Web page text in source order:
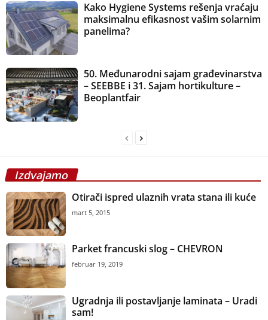
Kako Hygiene Systems rešenja vraćaju
maksimalnu efikasnost vašim solarnim
panelima?
50. Međunarodni sajam građevinarstva
– SEEBBE i 31. Sajam hortikulture –
Beoplantfair
Izdvajamo
Otirači ispred ulaznih vrata stana ili kuće
mart 5, 2015
Parket francuski slog – CHEVRON
februar 19, 2019
Ugradnja ili postavljanje laminata – Uradi
sam!